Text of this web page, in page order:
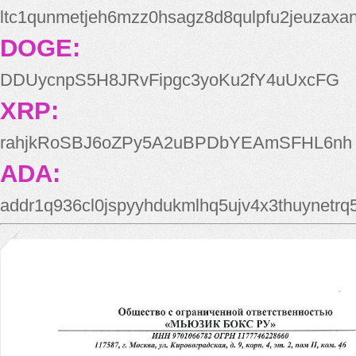
DOGE:
DDUycnpS5H8JRvFipgc3yoKu2fY4uUxcFG
XRP:
rahjkRoSBJ6oZPy5A2uBPDbYEAmSFHL6nh
ADA: